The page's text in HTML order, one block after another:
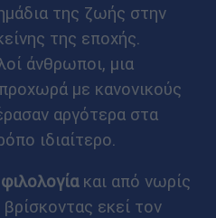
της ζωής στην
της εποχής.
άνθρωποι, μια
με κανονικούς
αργότερα στα
ιδιαίτερο.
και από νωρίς
εκεί τον